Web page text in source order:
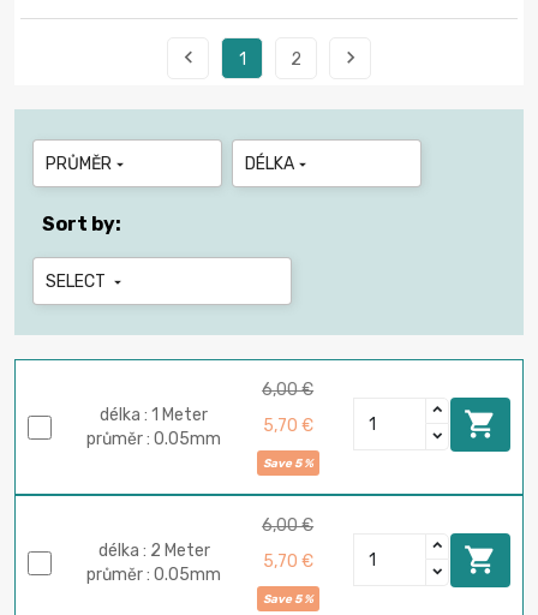
 1 2 
PRŮMĚR  DÉLKA 
Sort by:
SELECT 
délka : 1 Meter
průměr : 0.05mm
6,00 €
5,70 €
Save 5 %

délka : 2 Meter
průměr : 0.05mm
6,00 €
5,70 €
Save 5 %
